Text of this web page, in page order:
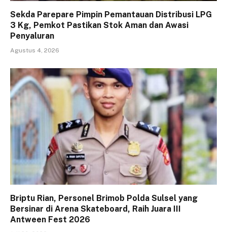
Sekda Parepare Pimpin Pemantauan Distribusi LPG
3 Kg, Pemkot Pastikan Stok Aman dan Awasi
Penyaluran
Agustus 4, 2026
Briptu Rian, Personel Brimob Polda Sulsel yang
Bersinar di Arena Skateboard, Raih Juara III
Antween Fest 2026